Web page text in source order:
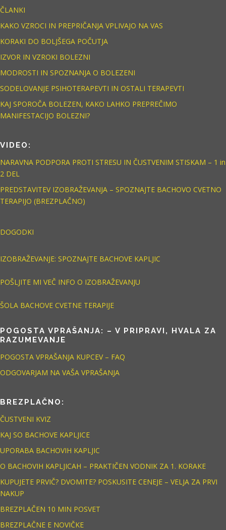
ČLANKI
KAKO VZROCI IN PREPRIČANJA VPLIVAJO NA VAS
KORAKI DO BOLJŠEGA POČUTJA
IZVOR IN VZROKI BOLEZNI
MODROSTI IN SPOZNANJA O BOLEZENI
SODELOVANJE PSIHOTERAPEVTI IN OSTALI TERAPEVTI
KAJ SPOROČA BOLEZEN, KAKO LAHKO PREPREČIMO
MANIFESTACIJO BOLEZNI?
VIDEO:
NARAVNA PODPORA PROTI STRESU IN ČUSTVENIM STISKAM – 1 in
2 DEL
PREDSTAVITEV IZOBRAŽEVANJA – SPOZNAJTE BACHOVO CVETNO
TERAPIJO (BREZPLAČNO)
DOGODKI
IZOBRAŽEVANJE: SPOZNAJTE BACHOVE KAPLJIC
POŠLJITE MI VEČ INFO O IZOBRAŽEVANJU
ŠOLA BACHOVE CVETNE TERAPIJE
POGOSTA VPRAŠANJA: – V PRIPRAVI, HVALA ZA
RAZUMEVANJE
POGOSTA VPRAŠANJA KUPCEV – FAQ
ODGOVARJAM NA VAŠA VPRAŠANJA
BREZPLAČNO:
ČUSTVENI KVIZ
KAJ SO BACHOVE KAPLJICE
UPORABA BACHOVIH KAPLJIC
O BACHOVIH KAPLJICAH – PRAKTIČEN VODNIK ZA 1. KORAKE
KUPUJETE PRVIČ? DVOMITE? POSKUSITE CENEJE – VELJA ZA PRVI
NAKUP
BREZPLAČEN 10 MIN POSVET
BREZPLAČNE E NOVIČKE